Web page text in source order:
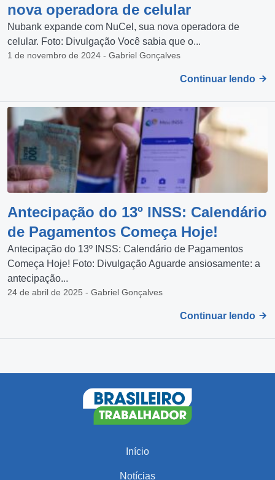
nova operadora de celular
Nubank expande com NuCel, sua nova operadora de
celular. Foto: Divulgação Você sabia que o...
1 de novembro de 2024 - Gabriel Gonçalves
Continuar lendo
Antecipação do 13º INSS: Calendário
de Pagamentos Começa Hoje!
Antecipação do 13º INSS: Calendário de Pagamentos
Começa Hoje! Foto: Divulgação Aguarde ansiosamente: a
antecipação...
24 de abril de 2025 - Gabriel Gonçalves
Continuar lendo
Início
Notícias